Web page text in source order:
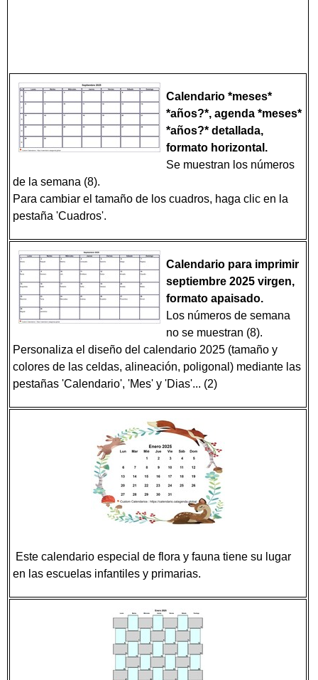
Calendario *meses*
*años?*, agenda *meses*
*años?* detallada,
formato horizontal.
Se muestran los números
de la semana (8).
Para cambiar el tamaño de los cuadros, haga clic en la
pestaña 'Cuadros'.
Calendario para imprimir
septiembre 2025 virgen,
formato apaisado.
Los números de semana
no se muestran (8).
Personaliza el diseño del calendario 2025 (tamaño y
colores de las celdas, alineación, poligonal) mediante las
pestañas 'Calendario', 'Mes' y 'Dias'... (2)
Este calendario especial de flora y fauna tiene su lugar
en las escuelas infantiles y primarias.